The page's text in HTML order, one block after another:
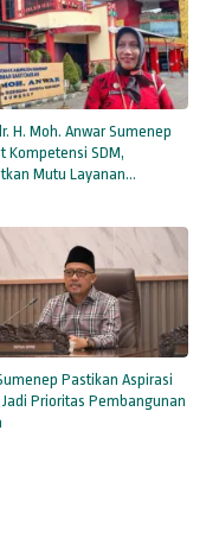
H. Moh. Anwar Sumenep
Kompetensi SDM,
Mutu Layanan
Pastikan Aspirasi
Prioritas Pembangunan